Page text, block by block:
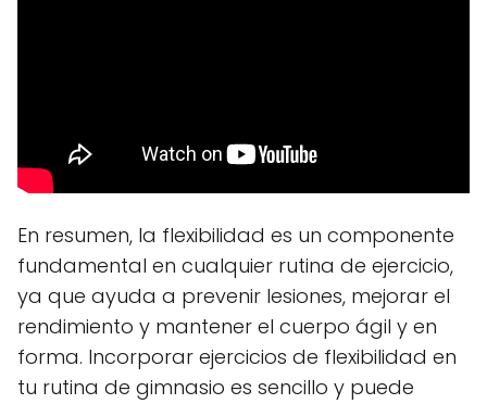
En resumen, la flexibilidad es un componente
fundamental en cualquier rutina de ejercicio,
ya que ayuda a prevenir lesiones, mejorar el
rendimiento y mantener el cuerpo ágil y en
forma. Incorporar ejercicios de flexibilidad en
tu rutina de gimnasio es sencillo y puede